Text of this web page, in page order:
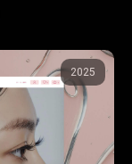
2025